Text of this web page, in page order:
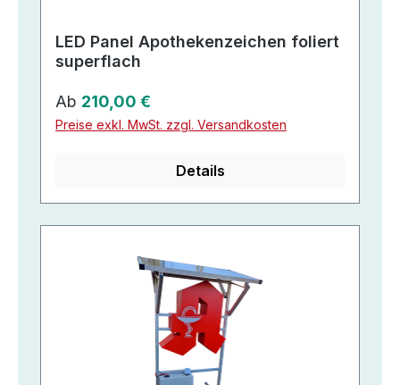
LED Panel Apothekenzeichen foliert
superflach
Regulärer Preis:
Ab 210,00 €
Preise exkl. MwSt. zzgl. Versandkosten
Details